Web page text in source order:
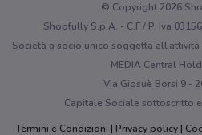
© Copyright 2026
Shopfully S.p.A. - C.F / P. Iva
Società a socio unico soggetta
MEDIA Central
Via Giosuè Borsi 9 -
Capitale Sociale sottoscritto
Termini e Condizioni
Privacy policy